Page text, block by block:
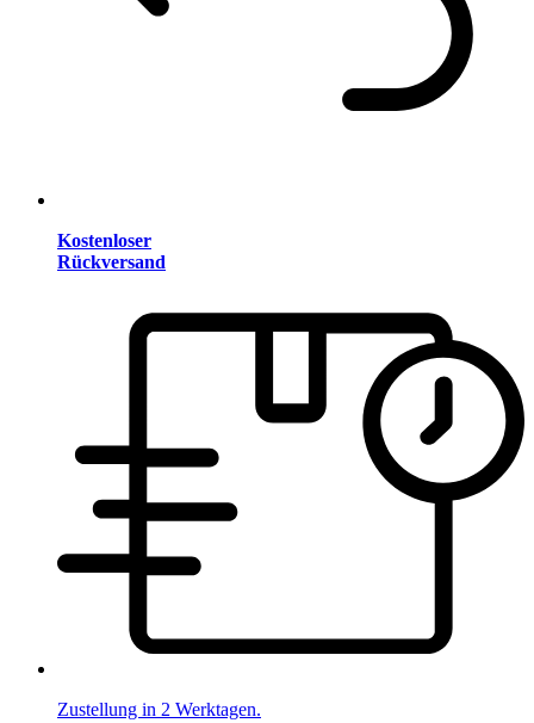
Kostenloser
Rückversand
Zustellung in 2 Werktagen.